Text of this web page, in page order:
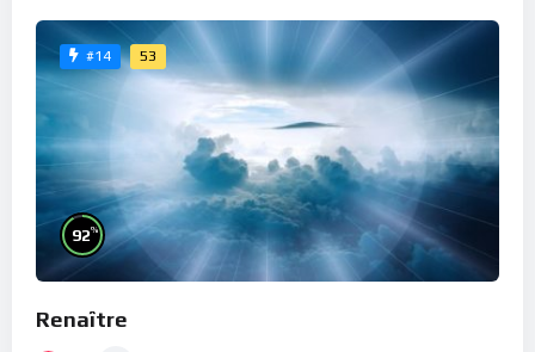
#14 53
92%
Renaître